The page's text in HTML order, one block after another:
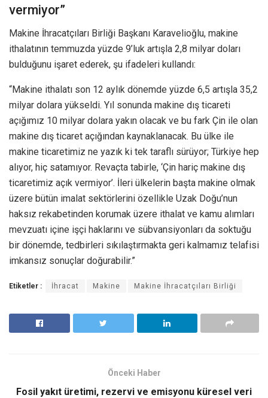
vermiyor”
Makine İhracatçıları Birliği Başkanı Karavelioğlu, makine
ithalatının temmuzda yüzde 9’luk artışla 2,8 milyar doları
bulduğunu işaret ederek, şu ifadeleri kullandı:
“Makine ithalatı son 12 aylık dönemde yüzde 6,5 artışla 35,2
milyar dolara yükseldi. Yıl sonunda makine dış ticareti
açığımız 10 milyar dolara yakın olacak ve bu fark Çin ile olan
makine dış ticaret açığından kaynaklanacak. Bu ülke ile
makine ticaretimiz ne yazık ki tek taraflı sürüyor; Türkiye hep
alıyor, hiç satamıyor. Revaçta tabirle, ‘Çin hariç makine dış
ticaretimiz açık vermiyor’. İleri ülkelerin başta makine olmak
üzere bütün imalat sektörlerini özellikle Uzak Doğu’nun
haksız rekabetinden korumak üzere ithalat ve kamu alımları
mevzuatı içine işçi haklarını ve sübvansiyonları da soktuğu
bir dönemde, tedbirleri sıkılaştırmakta geri kalmamız telafisi
imkansız sonuçlar doğurabilir.”
Etiketler : İhracat Makine Makine İhracatçıları Birliği
Önceki Haber
Fosil yakıt üretimi, rezervi ve emisyonu küresel veri